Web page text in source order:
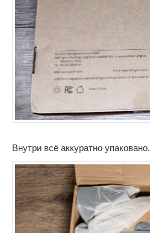
Внутри всё аккуратно упаковано.